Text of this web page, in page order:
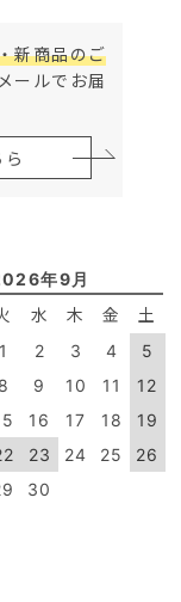
新商品のご
ールでお届
年9月
水 木 金 土
1 2 3 4
5
8 9 10 11
12
16 17 18
19
23 24 25
26
30